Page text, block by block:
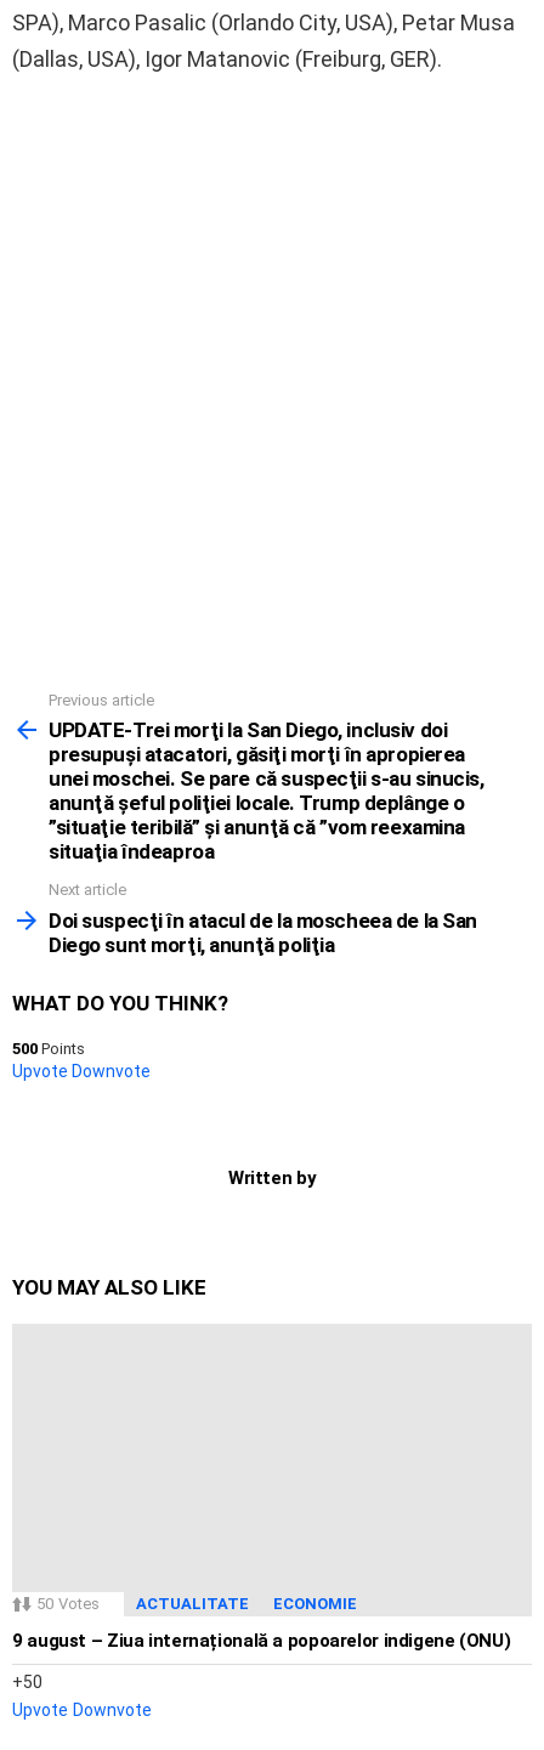
SPA), Marco Pasalic (Orlando City, USA), Petar Musa
(Dallas, USA), Igor Matanovic (Freiburg, GER).
more
Previous article
UPDATE-Trei morţi la San Diego, inclusiv doi
presupuşi atacatori, găsiţi morţi în apropierea
unei moschei. Se pare că suspecţii s-au sinucis,
anunţă şeful poliţiei locale. Trump deplânge o
”situaţie teribilă” şi anunţă că ”vom reexamina
situaţia îndeaproa
Next article
Doi suspecţi în atacul de la moscheea de la San
Diego sunt morţi, anunţă poliţia
WHAT DO YOU THINK?
500 Points
Upvote Downvote
Written by
YOU MAY ALSO LIKE
50 Votes ACTUALITATE ECONOMIE
9 august – Ziua internațională a popoarelor indigene (ONU)
50
Upvote Downvote